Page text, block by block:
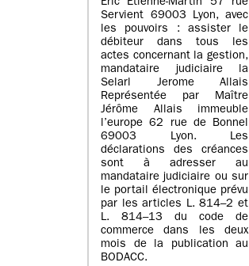
Eric Etienne-Martin 57 rue
Servient 69003 Lyon, avec
les pouvoirs : assister le
débiteur dans tous les
actes concernant la gestion,
mandataire judiciaire la
Selarl Jerome Allais
Représentée par Maître
Jérôme Allais immeuble
l’europe 62 rue de Bonnel
69003 Lyon. Les
déclarations des créances
sont à adresser au
mandataire judiciaire ou sur
le portail électronique prévu
par les articles L. 814–2 et
L. 814–13 du code de
commerce dans les deux
mois de la publication au
BODACC.